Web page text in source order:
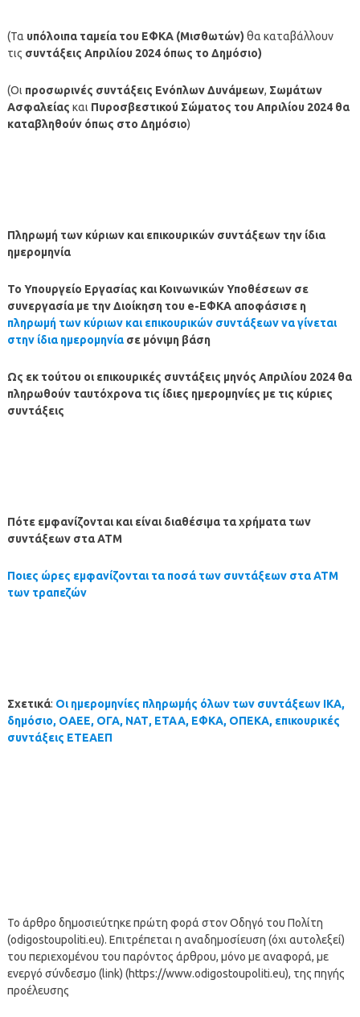
(Τα υπόλοιπα ταμεία του ΕΦΚΑ (Μισθωτών) θα καταβάλλουν
τις συντάξεις Απριλίου 2024 όπως το Δημόσιο)
(Οι προσωρινές συντάξεις Ενόπλων Δυνάμεων, Σωμάτων
Ασφαλείας και Πυροσβεστικού Σώματος τουΑπριλίου2024 θα
καταβληθούν όπως στο Δημόσιο)
Πληρωμή των κύριων και επικουρικών συντάξεων την ίδια
ημερομηνία
Το Υπουργείο Εργασίας και Κοινωνικών Υποθέσεων σε
συνεργασία με την Διοίκηση του e-ΕΦΚΑ αποφάσισε η
πληρωμή των κύριων και επικουρικών συντάξεων να γίνεται
στην ίδια ημερομηνίασε μόνιμη βάση
Ως εκ τούτου οι επικουρικές συντάξεις μηνός Απριλίου2024θα
πληρωθούν ταυτόχρονα τις ίδιες ημερομηνίες με τις κύριες
συντάξεις
Πότε εμφανίζονται και είναι διαθέσιμα τα χρήματα των
συντάξεων στα ΑΤΜ
Ποιες ώρες εμφανίζονται τα ποσά των συντάξεων στα ΑΤΜ
των τραπεζών
Σχετικά: Οι ημερομηνίες πληρωμής όλων των συντάξεων ΙΚΑ,
δημόσιο, ΟΑΕΕ, ΟΓΑ, ΝΑΤ, ΕΤΑΑ, ΕΦΚΑ, ΟΠΕΚΑ, επικουρικές
συντάξεις ΕΤΕΑΕΠ
Το άρθρο δημοσιεύτηκε πρώτη φορά στον Οδηγό του Πολίτη
(odigostoupoliti.eu). Επιτρέπεται η αναδημοσίευση (όχι αυτολεξεί)
του περιεχομένου του παρόντος άρθρου, μόνο με αναφορά, με
ενεργό σύνδεσμο (link) (https://www.odigostoupoliti.eu), της πηγής
προέλευσης